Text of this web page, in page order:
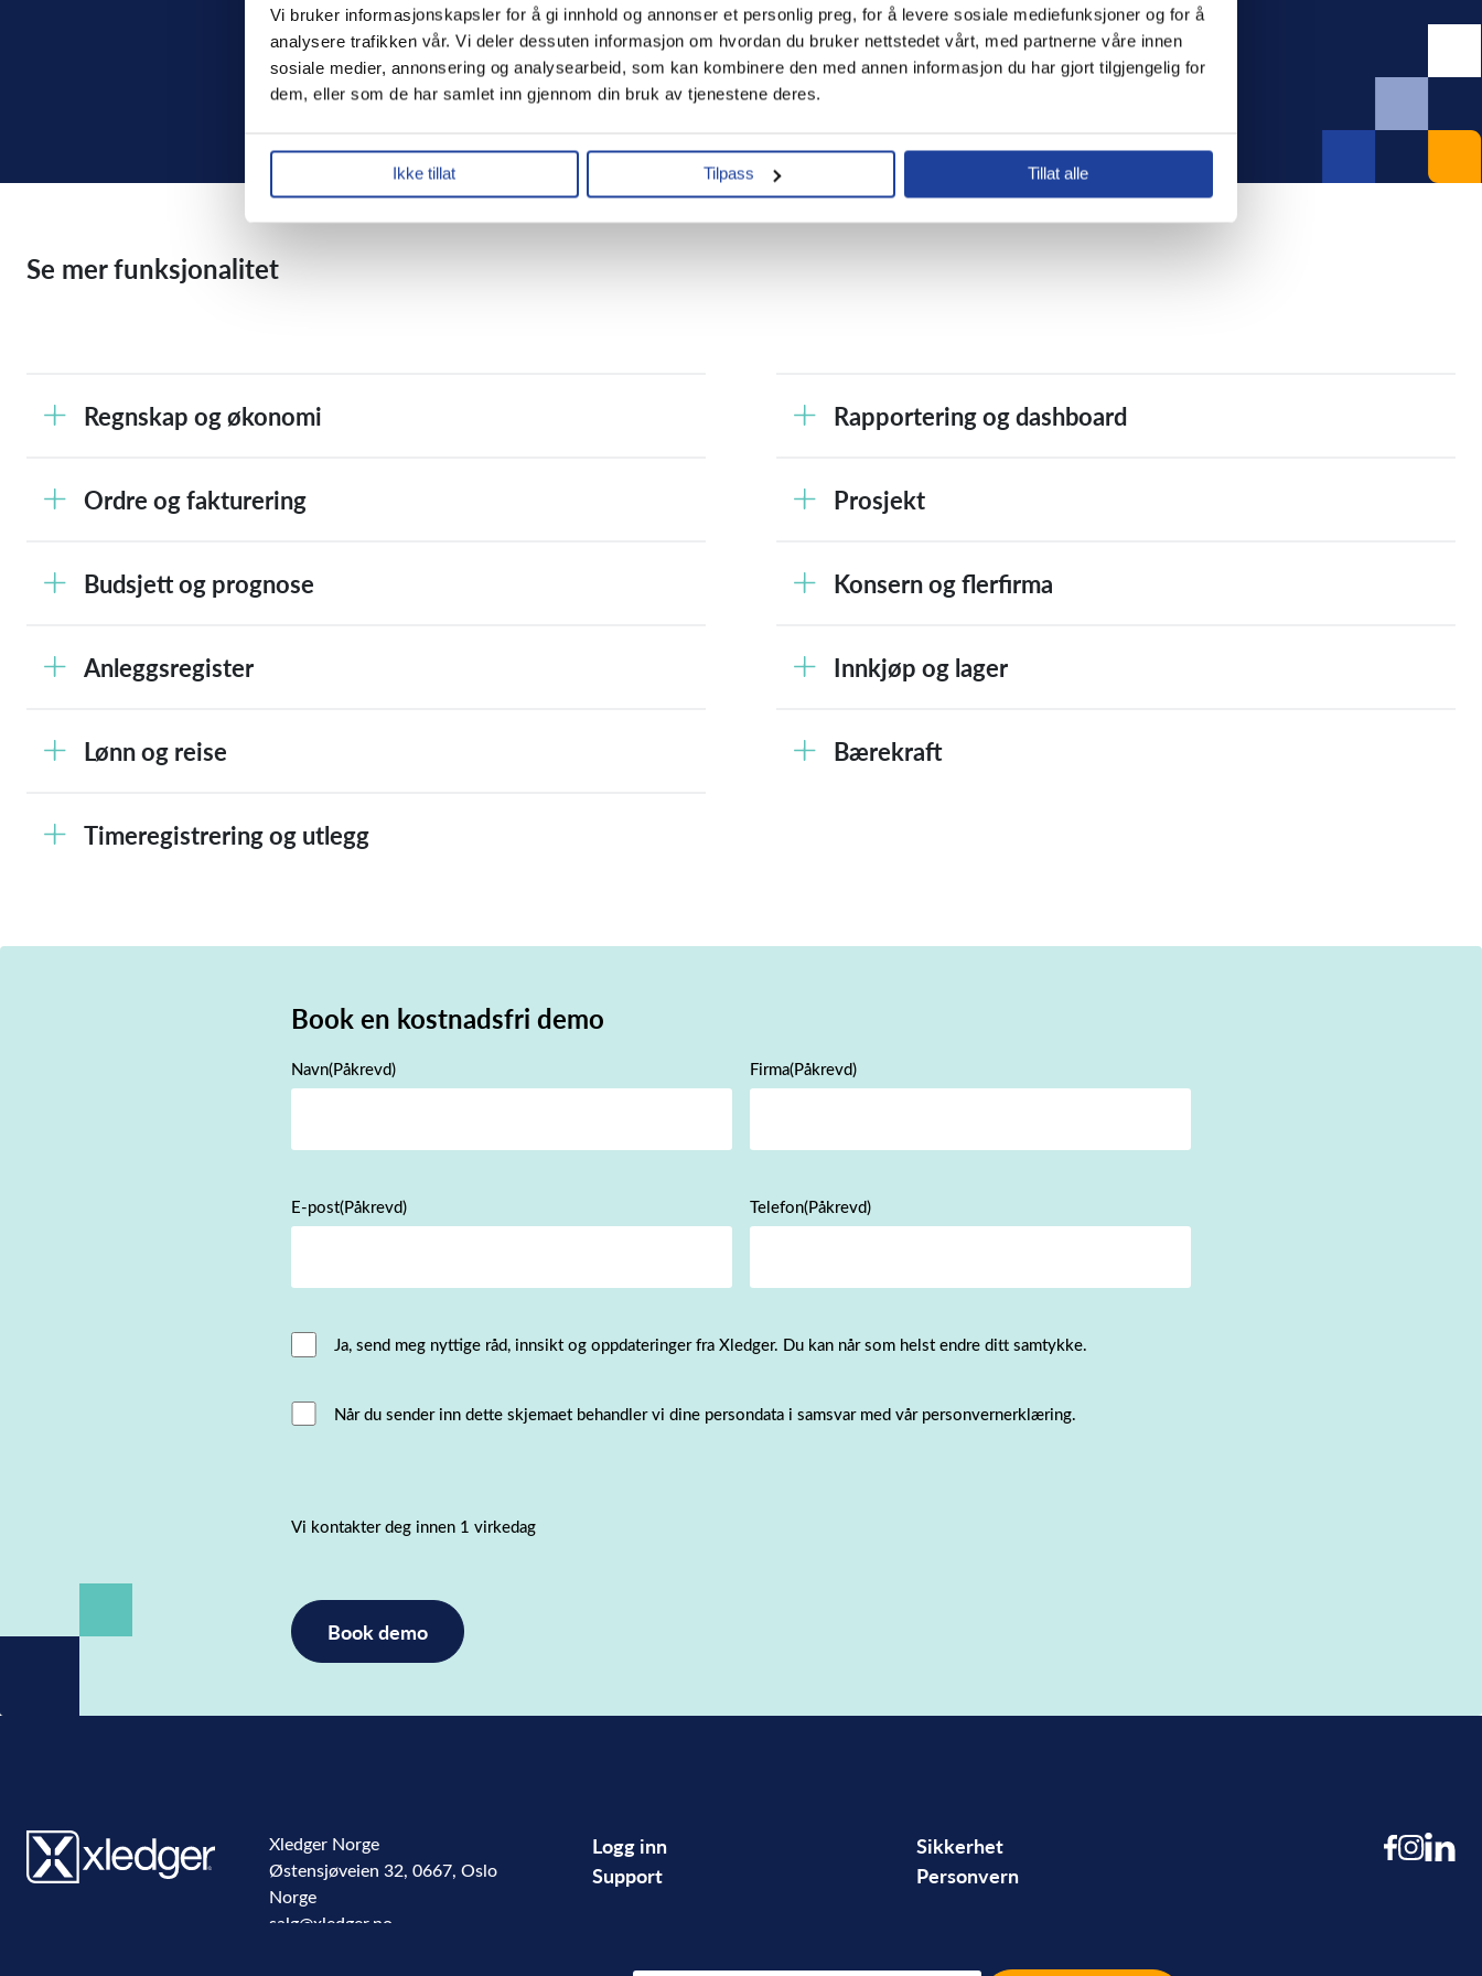
Vi bruker informasjonskapsler for å gi innhold og annonser et personlig preg, for å levere sosiale mediefunksjoner og for å
analysere trafikken vår. Vi deler dessuten informasjon om hvordan du bruker nettstedet vårt, med partnerne våre innen
sosiale medier, annonsering og analysearbeid, som kan kombinere den med annen informasjon du har gjort tilgjengelig for
dem, eller som de har samlet inn gjennom din bruk av tjenestene deres.
Ikke tillat Tilpass Tillat alle
Kontakt
Se mer funksjonalitet
Regnskap og økonomi
Ordre og fakturering
Budsjett og prognose
Anleggsregister
Lønn og reise
Timeregistrering og utlegg
Rapportering og dashboard
Prosjekt
Konsern og flerfirma
Innkjøp og lager
Bærekraft
Book en kostnadsfri demo
Navn(Påkrevd) Firma(Påkrevd)
E-post(Påkrevd) Telefon(Påkrevd)
EmailJa, send meg nyttige råd, innsikt og oppdateringer fra Xledger. Du kan når som helst endre ditt samtykke.
Interacted
Når du sender inn dette skjemaet behandler vi dine persondata i samsvar med vår personvernerklæring.
Vi kontakter deg innen 1 virkedag
Xledger Norge
Østensjøveien 32, 0667, Oslo
Norge
salg@xledger.no
Logg inn
Support
Sikkerhet
Personvern